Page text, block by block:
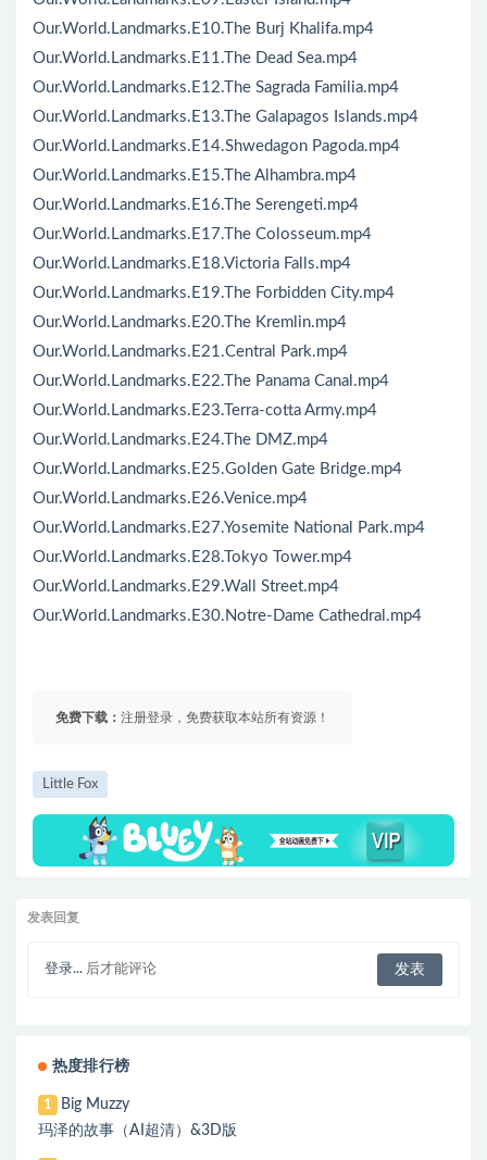
Our.World.Landmarks.E10.The Burj Khalifa.mp4
Our.World.Landmarks.E11.The Dead Sea.mp4
Our.World.Landmarks.E12.The Sagrada Familia.mp4
Our.World.Landmarks.E13.The Galapagos Islands.mp4
Our.World.Landmarks.E14.Shwedagon Pagoda.mp4
Our.World.Landmarks.E15.The Alhambra.mp4
Our.World.Landmarks.E16.The Serengeti.mp4
Our.World.Landmarks.E17.The Colosseum.mp4
Our.World.Landmarks.E18.Victoria Falls.mp4
Our.World.Landmarks.E19.The Forbidden City.mp4
Our.World.Landmarks.E20.The Kremlin.mp4
Our.World.Landmarks.E21.Central Park.mp4
Our.World.Landmarks.E22.The Panama Canal.mp4
Our.World.Landmarks.E23.Terra-cotta Army.mp4
Our.World.Landmarks.E24.The DMZ.mp4
Our.World.Landmarks.E25.Golden Gate Bridge.mp4
Our.World.Landmarks.E26.Venice.mp4
Our.World.Landmarks.E27.Yosemite National Park.mp4
Our.World.Landmarks.E28.Tokyo Tower.mp4
Our.World.Landmarks.E29.Wall Street.mp4
Our.World.Landmarks.E30.Notre-Dame Cathedral.mp4
免费下载： 注册登录，免费获取本站所有资源！
Little Fox
发表回复
登录... 后才能评论
热度排行榜
1
Big Muzzy
玛泽的故事（AI超清）&3D版